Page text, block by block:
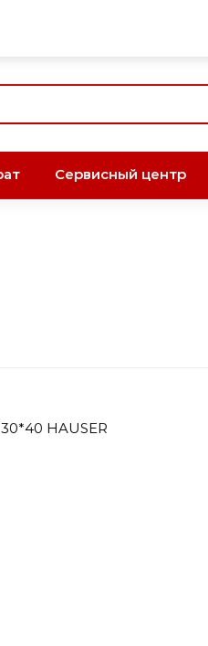
Сервисный центр
HAUSER